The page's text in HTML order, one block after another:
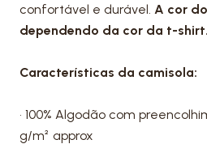
confortável e durável. A cor
dependendo da cor da t-shirt.
Características da camisola:
• 100% Algodão com
g/m² approx